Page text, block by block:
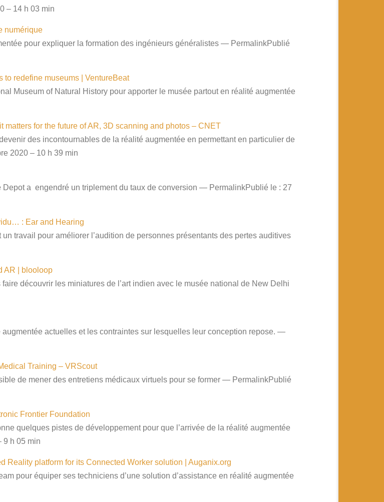
– 14 h 03 min
numérique
pour expliquer la formation des ingénieurs généralistes — PermalinkPublié
to redefine museums | VentureBeat
Museum of Natural History pour apporter le musée partout en réalité augmentée
for the future of AR, 3D scanning and photos – CNET
des incontournables de la réalité augmentée en permettant en particulier de
2020 – 10 h 39 min
Depot a engendré un triplement du taux de conversion — PermalinkPublié le : 27
: Ear and Hearing
travail pour améliorer l’audition de personnes présentants des pertes auditives
AR | blooloop
découvrir les miniatures de l’art indien avec le musée national de New Delhi
actuelles et les contraintes sur lesquelles leur conception repose. —
Training – VRScout
de mener des entretiens médicaux virtuels pour se former — PermalinkPublié
Frontier Foundation
quelques pistes de développement pour que l’arrivée de la réalité augmentée
9 h 05 min
Reality platform for its Connected Worker solution | Auganix.org
pour équiper ses techniciens d’une solution d’assistance en réalité augmentée